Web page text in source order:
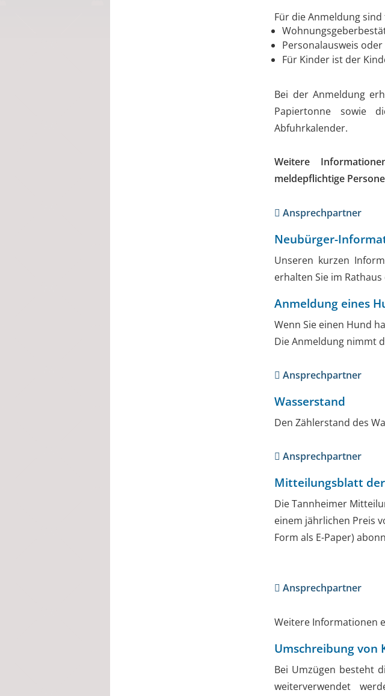
Für die Anmeldung
Personalausweis oder
Für Kinder ist der
Bei der Anmeldung
Papiertonne sowie
Abfuhrkalender.
Weitere
meldepflichtige
Ansprechpartner
Neubürger-
Unseren kurzen
erhalten Sie im
Anmeldung eines
Wenn Sie einen Hund
Die Anmeldung nimmt
Ansprechpartner
Wasserstand
Den Zählerstand des
Ansprechpartner
Mitteilungsblatt
Die Tannheimer
einem jährlichen Preis
Form als E-Paper)
Ansprechpartner
Weitere Informationen
Umschreibung von
Bei Umzügen besteht
weiterverwendet